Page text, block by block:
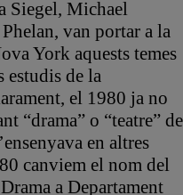
Siegel, Michael
van portar a la
York aquests temes
estudis de la
el 1980 ja no
“drama” o “teatre” de
en altres
canviem el nom del
a Departament